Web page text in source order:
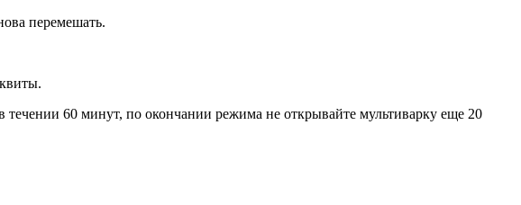
перемешать.
60 минут, по окончании режима не открывайте мультиварку еще 20